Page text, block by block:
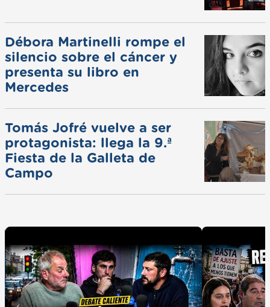
Débora Martinelli rompe el
silencio sobre el cáncer y
presenta su libro en
Mercedes
Tomás Jofré vuelve a ser
protagonista: llega la 9.ª
Fiesta de la Galleta de
Campo